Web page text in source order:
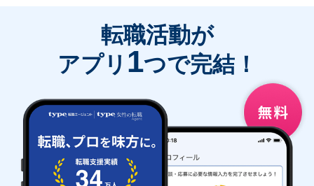
転職活動が
アプリ 1つで完結！